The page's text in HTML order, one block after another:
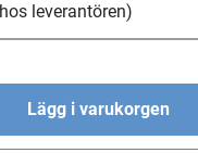
leverantören)
Lägg i varukorgen